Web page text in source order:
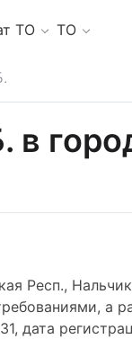
ТО ТО
в
Респ.,
а
дата